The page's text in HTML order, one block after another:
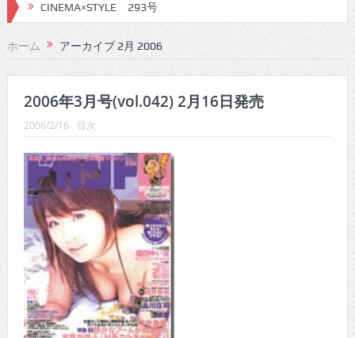
CINEMA×STYLE 293号
CINEMA×STYLE 292号
CINEMA×STYLE 291号
CINEMA×STYLE 290号
CINEMA×STYLE 289号
CINEMA×STYLE 288号
CINEMA×STYLE 287号
CINEMA×STYLE 286号
CINEMA×STYLE 285号
CINEMA×STYLE 294号
ホーム アーカイブ 2月 2006
2006年3月号(vol.042) 2月16日発売
2006/2/16 目次